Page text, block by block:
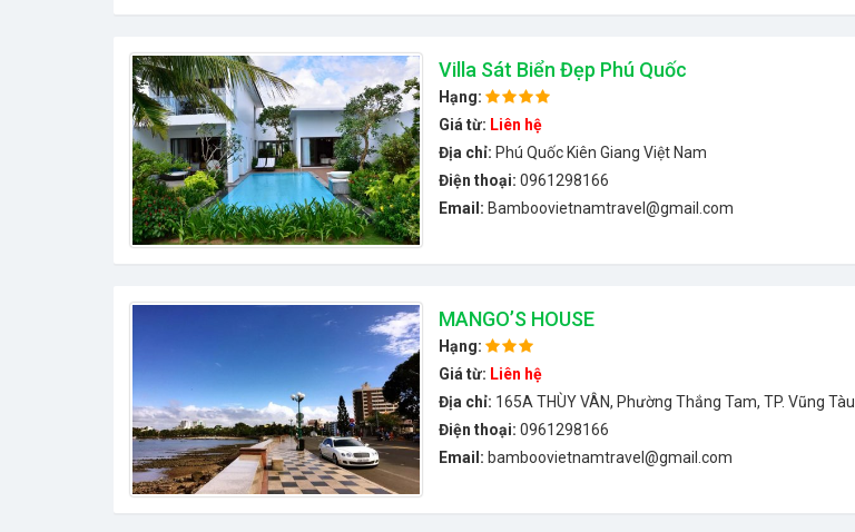
Villa Sát Biển Đẹp Phú Quốc
Hạng:
Giá từ: Liên hệ
Địa chỉ: Phú Quốc Kiên Giang Việt Nam
Điện thoại:0961298166
Email: Bamboovietnamtravel@gmail.com
MANGO’S HOUSE
Hạng:
Giá từ: Liên hệ
Địa chỉ: 165A THÙY VÂN, Phường Thắng Tam, TP. Vũng Tàu.
Điện thoại:0961298166
Email: bamboovietnamtravel@gmail.com